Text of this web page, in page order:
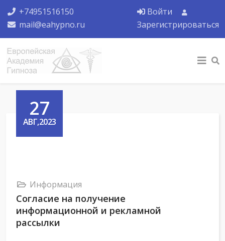
+74951516150
mail@eahypno.ru
Войти
Зарегистрироваться
27
АВГ,2023
Информация
Согласие на получение
информационной и рекламной
рассылки